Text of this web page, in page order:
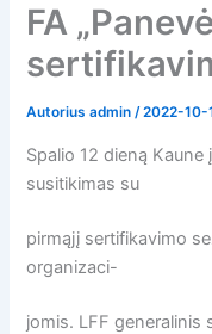
FA
Autorius admin/2022-10-
Spalio 12 dieną
susitikimas su
pirmąjį sertifikavimo
organizaci-
jomis. LFF generalinis